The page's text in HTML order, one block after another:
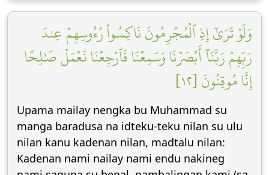
وَلَوۡ تَرَىٰٓ إِذِ ٱلۡمُجۡرِمُونَ نَاكِسُواْ رُءُوسِهِمۡ عِندَ
رَبِّهِمۡ رَبَّنَآ أَبۡصَرۡنَا وَسَمِعۡنَا فَٱرۡجِعۡنَا نَعۡمَلۡ صَٰلِحًا
إِنَّا مُوقِنُونَ [١٢]
Upama mailay nengka bu Muhammad su
manga baradusa na idteku-teku nilan su ulu
nilan kanu kadenan nilan, madtalu nilan:
Kadenan nami nailay nami endu nakineg